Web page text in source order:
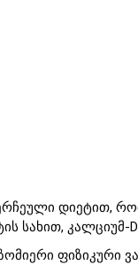
დიეტით,
სახით, კალციუმ-
ფიზიკური